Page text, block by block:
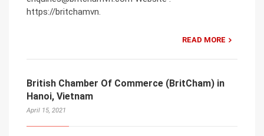
https://britchamvn.
READ MORE
British Chamber Of Commerce (BritCham) in
Hanoi, Vietnam
April 15, 2021